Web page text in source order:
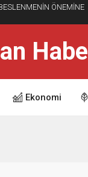
ÖNEMİNE
Ekonomi